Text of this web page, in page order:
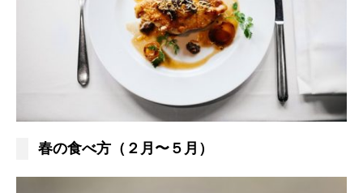
春の食べ方（２月〜５月）